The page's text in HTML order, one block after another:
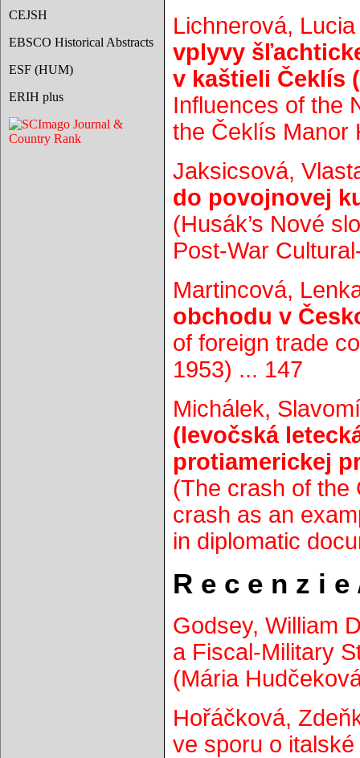
CEJSH
EBSCO Historical Abstracts
ESF (HUM)
ERIH plus
Lichnerová,
vplyvy
v kaštieli Čeklís
Influences of the
the Čeklís Manor
Jaksicsová,
do povojnovej
(Husák’s Nové
Post-War
Martincová,
obchodu v
of foreign trade
1953) ... 147
Michálek,
(levočská
protiamerickej
(The crash of the
crash as an
in diplomatic
R e c e n z i e
Godsey, William
a Fiscal-Military
(Mária
Hořáčková,
ve sporu o